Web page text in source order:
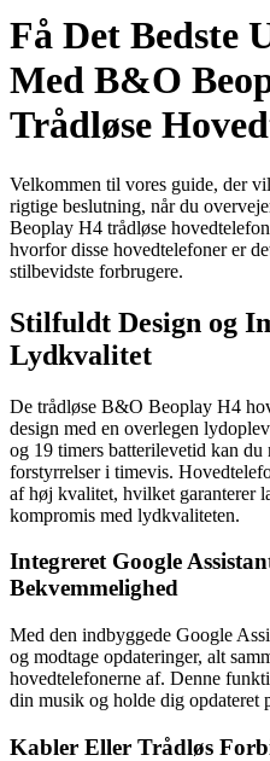
Få Det Bedste
Med B&O
Trådløse
Velkommen til vores guide, der
rigtige beslutning, når du
Beoplay H4 trådløse
hvorfor disse hovedtelefoner er
stilbevidste forbrugere.
Stilfuldt Design og
Lydkvalitet
De trådløse B&O Beoplay H4
design med en overlegen
og 19 timers batterilevetid kan
forstyrrelser i timevis.
af høj kvalitet, hvilket garanterer
kompromis med lydkvaliteten.
Integreret Google
Bekvemmelighed
Med den indbyggede Google
og modtage opdateringer, alt
hovedtelefonerne af. Denne
din musik og holde dig opdateret
Kabler Eller Trådløs